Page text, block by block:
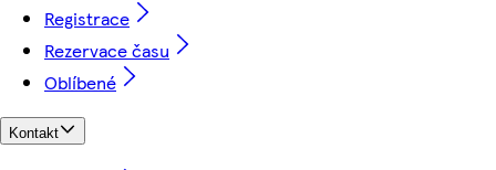
Registrace
Rezervace času
Oblíbené
Kontakt